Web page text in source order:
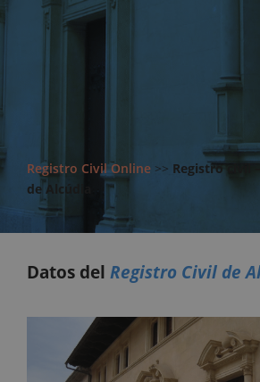
Registro Civil Online >> Registro civil
de Alcúdia
Datos del Registro Civil de